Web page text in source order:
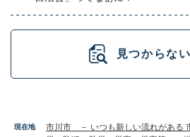
現在地 市川市 － いつも新しい流れがある
見つからな